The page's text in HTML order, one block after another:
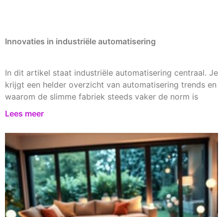
Innovaties in industriële automatisering
In dit artikel staat industriële automatisering centraal. Je
krijgt een helder overzicht van automatisering trends en
waarom de slimme fabriek steeds vaker de norm is
Lees meer